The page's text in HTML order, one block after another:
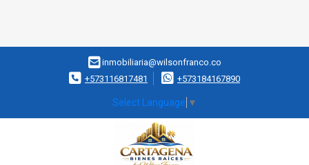
inmobiliaria@wilsonfranco.co
+573116817481
+573184167890
Select Language ▼